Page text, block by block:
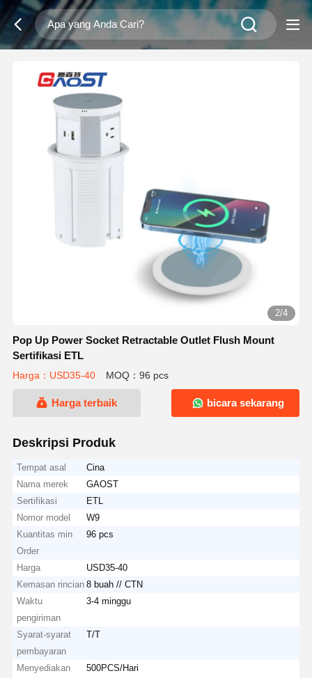
2/4
Pop Up Power Socket Retractable Outlet Flush Mount
Sertifikasi ETL
Harga：USD35-40 MOQ：96 pcs
Harga terbaik bicara sekarang
Deskripsi Produk
Tempat asal
Cina
Nama merek
GAOST
Sertifikasi
ETL
Nomor model
W9
Kuantitas min
Order
96 pcs
Harga
USD35-40
Kemasan rincian 8 buah // CTN
Waktu
pengiriman
3-4 minggu
Syarat-syarat
pembayaran
T/T
Menyediakan
500PCS/Hari